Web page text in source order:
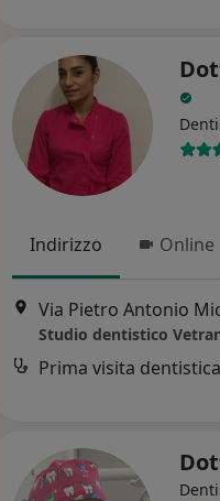
Indirizzo Online
Via Pietro Antonio
Studio dentistico
Prima visita dentistica